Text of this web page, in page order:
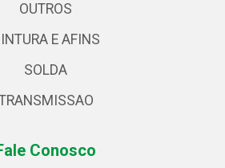
OUTROS
E AFINS
SOLDA
Conosco